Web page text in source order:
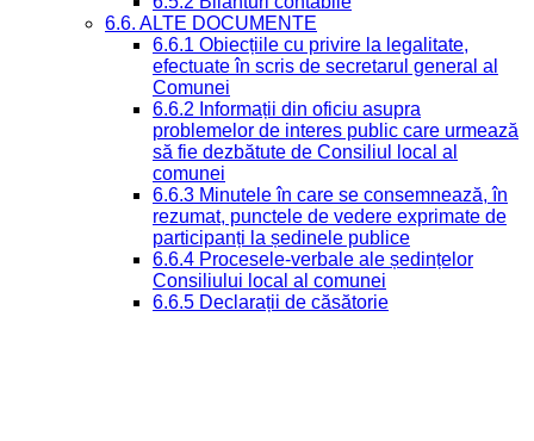
6.6. ALTE DOCUMENTE
6.6.1 Obiecțiile cu privire la legalitate,
efectuate în scris de secretarul general al
Comunei
6.6.2 Informații din oficiu asupra
problemelor de interes public care urmează
să fie dezbătute de Consiliul local al
comunei
6.6.3 Minutele în care se consemnează, în
rezumat, punctele de vedere exprimate de
participanți la ședinele publice
6.6.4 Procesele-verbale ale ședințelor
Consiliului local al comunei
6.6.5 Declarații de căsătorie